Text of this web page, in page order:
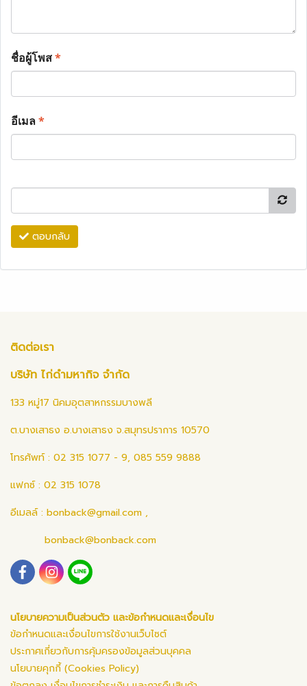
ชื่อผู้โพส*
อีเมล*
ตอบกลับ
ติดต่อเรา
บริษัท ไก่ดำมหากิจ จำกัด
133 หมู่17 นิคมอุตสาหกรรมบางพลี
ต.บางเสาธง อ.บางเสาธง จ.สมุทรปราการ 10570
โทรศัพท์ : 02 315 1077 - 9, 085 559 9888
แฟกซ์ : 02 315 1078
อีเมลล์ : bonback@gmail.com ,
bonback@bonback.com
นโยบายความเป็นส่วนตัว และข้อกำหนดและเงื่อนไข
ข้อกำหนดและเงื่อนไขการใช้งานเว็บไซต์
ประกาศเกี่ยวกับการคุ้มครองข้อมูลส่วนบุคคล
นโยบายคุกกี้ (Cookies Policy)